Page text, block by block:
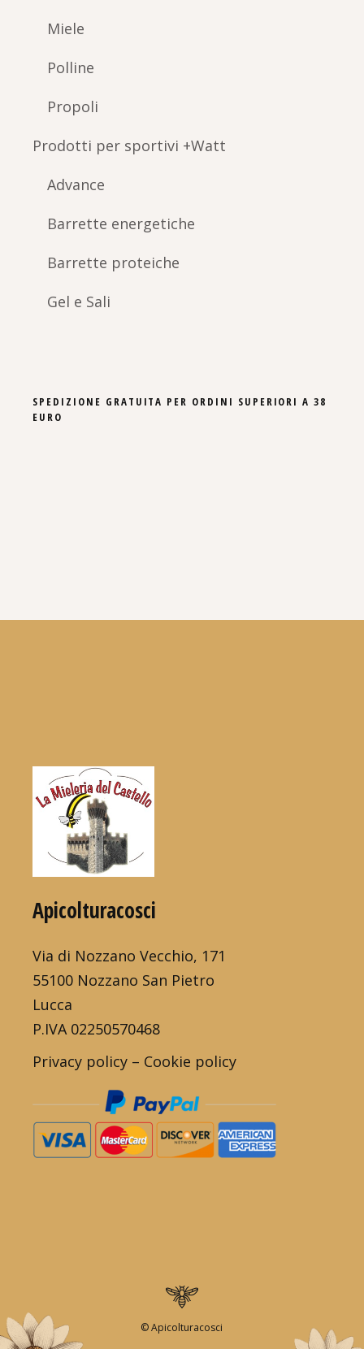
Miele
Polline
Propoli
Prodotti per sportivi +Watt
Advance
Barrette energetiche
Barrette proteiche
Gel e Sali
SPEDIZIONE GRATUITA PER ORDINI SUPERIORI A 38
EURO
Apicolturacosci
Via di Nozzano Vecchio, 171
55100 Nozzano San Pietro
Lucca
P.IVA 02250570468
Privacy policy – Cookie policy
© Apicolturacosci